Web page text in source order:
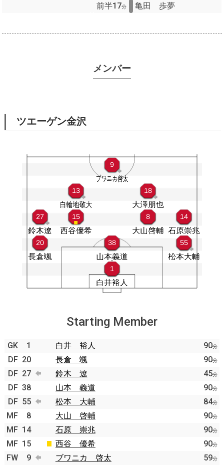
前半17分 亀田 歩夢
メンバー
ツエーゲン金沢
Starting Member
GK 1 白井 裕人 90分
DF 20 長倉 颯 90分
DF 27 鈴木 遼 45分
DF 38 山本 義道 90分
DF 55 松本 大輔 84分
MF 8 大山 啓輔 90分
MF 14 石原 崇兆 90分
MF 15 西谷 優希 90分
FW 9 ブワニカ 啓太 59分